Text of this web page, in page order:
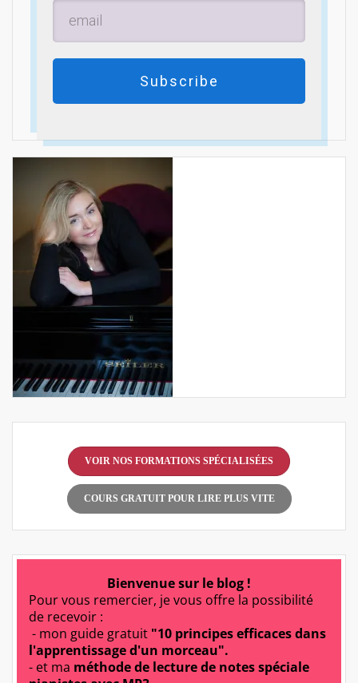
Subscribe
VOIR NOS FORMATIONS SPÉCIALISÉES
COURS GRATUIT POUR LIRE PLUS VITE